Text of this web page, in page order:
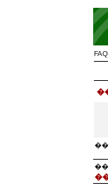
FAQ